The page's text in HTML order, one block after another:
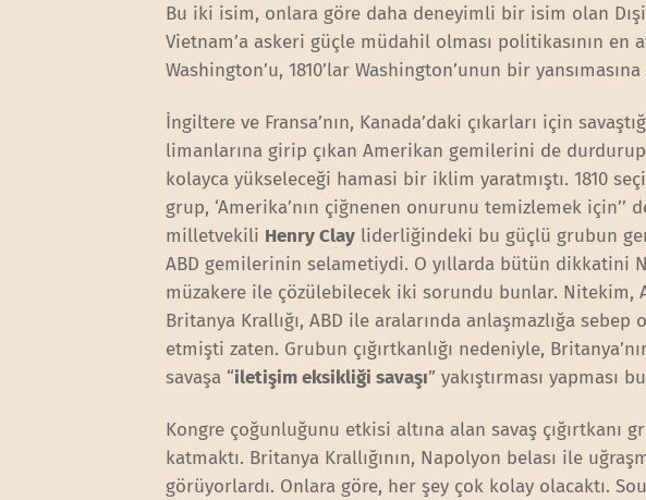
Bu iki isim, onlara göre daha deneyimli bir isim olan
Vietnam’a askeri güçle müdahil olması politikasının en
Washington’u, 1810’lar Washington’unun bir
İngiltere ve Fransa’nın, Kanada’daki çıkarları için
limanlarına girip çıkan Amerikan gemilerini de durdurup
kolayca yükseleceği hamasi bir iklim yaratmıştı. 1810
grup, ‘Amerika’nın çiğnenen onurunu temizlemek
milletvekili Henry Clay liderliğindeki bu güçlü grubun
ABD gemilerinin selametiydi. O yıllarda bütün dikkatini
müzakere ile çözülebilecek iki sorundu bunlar. Nitekim,
Britanya Krallığı, ABD ile aralarında anlaşmazlığa
etmişti zaten. Grubun çığırtkanlığı nedeniyle,
savaşa “iletişim eksikliği savaşı” yakıştırması yapması
Kongre çoğunluğunu etkisi altına alan savaş çığırtkanı
katmaktı. Britanya Krallığının, Napolyon belası ile
görüyorlardı. Onlara göre, her şey çok kolay olacaktı.